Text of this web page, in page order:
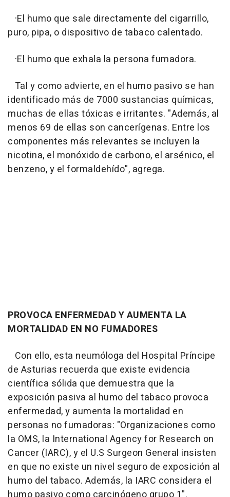
·El humo que sale directamente del cigarrillo,
puro, pipa, o dispositivo de tabaco calentado.
·El humo que exhala la persona fumadora.
Tal y como advierte, en el humo pasivo se han
identificado más de 7000 sustancias químicas,
muchas de ellas tóxicas e irritantes. "Además, al
menos 69 de ellas son cancerígenas. Entre los
componentes más relevantes se incluyen la
nicotina, el monóxido de carbono, el arsénico, el
benzeno, y el formaldehído", agrega.
PROVOCA ENFERMEDAD Y AUMENTA LA
MORTALIDAD EN NO FUMADORES
Con ello, esta neumóloga del Hospital Príncipe
de Asturias recuerda que existe evidencia
científica sólida que demuestra que la
exposición pasiva al humo del tabaco provoca
enfermedad, y aumenta la mortalidad en
personas no fumadoras: "Organizaciones como
la OMS, la International Agency for Research on
Cancer (IARC), y el U.S Surgeon General insisten
en que no existe un nivel seguro de exposición al
humo del tabaco. Además, la IARC considera el